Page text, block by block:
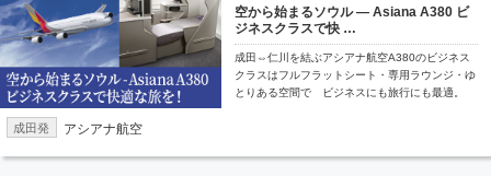
空から始まるソウル — Asiana A380 ビ
ジネスクラスで快 …
成田⇔仁川を結ぶアシアナ航空A380のビジネス
クラスはフルフラットシート・専用ラウンジ・ゆ
とりある空間で ビジネスにも旅行にも最適。
成田発 アシアナ航空